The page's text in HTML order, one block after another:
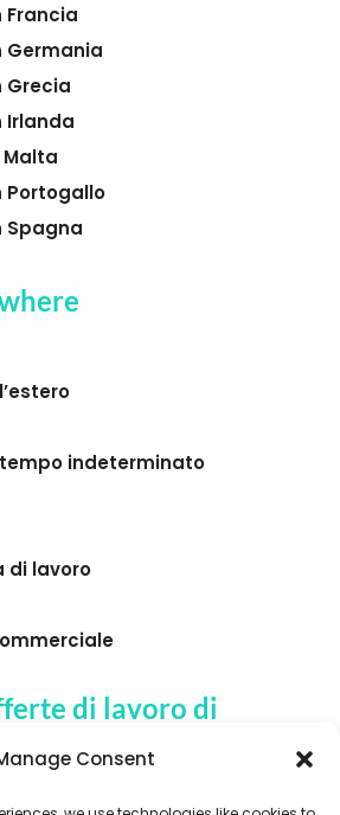
Consent
Francia
Germania
Grecia
Irlanda
Portogallo
Spagna
indeterminato
di lavoro
di lavoro di